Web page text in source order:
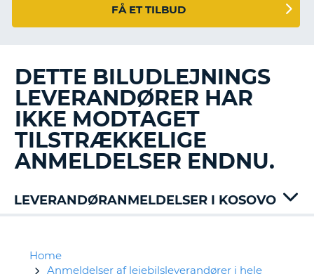
FÅ ET TILBUD
DETTE BILUDLEJNINGS
LEVERANDØRER HAR
IKKE MODTAGET
TILSTRÆKKELIGE
ANMELDELSER ENDNU.
LEVERANDØRANMELDELSER I KOSOVO
Home
Anmeldelser af lejebilsleverandører i hele